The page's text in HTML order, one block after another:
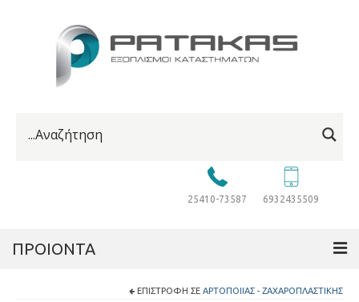
25410-73587 6932435509
ΠΡΟΙΟΝΤΑ
ΕΠΙΣΤΡΟΦΉ ΣΕ ΑΡΤΟΠΟΙΊΑΣ - ΖΑΧΑΡΟΠΛΑΣΤΙΚΉΣ